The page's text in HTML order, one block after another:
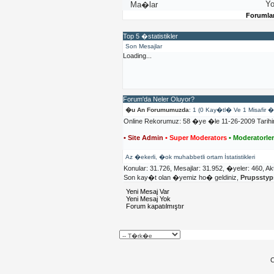
Ma�lar
Top 5 �statistikler
Son Mesajlar
Loading...
Forum'da Neler Oluyor?
�u An Forumumuzda: 1 (0 Kay�tl� Ve 1 Misafir
Online Rekorumuz: 58 �ye �le 11-26-2009
• Site Admin • Super Moderators • Moderatorler
Az �ekerli, �ok muhabbetli ortam İstatistikleri
Konular: 31.726, Mesajlar: 31.952, �yeler: 460,
Son kay�t olan �yemiz ho� geldiniz,
Yeni Mesaj Var
Yeni Mesaj Yok
Forum kapatılmıştır